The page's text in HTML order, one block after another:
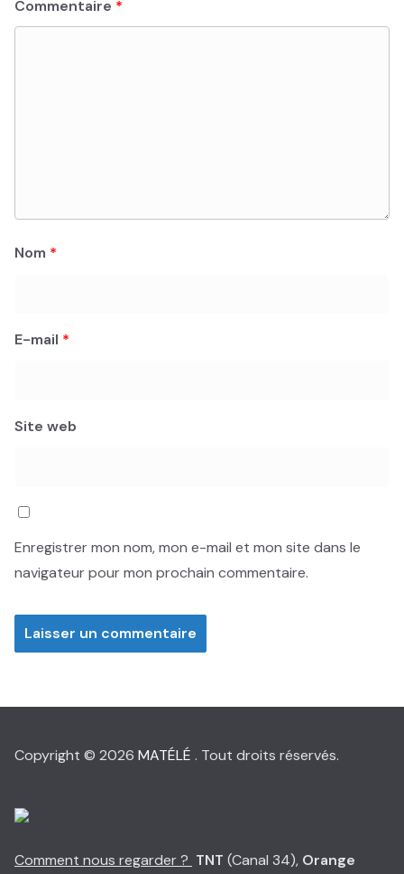
Commentaire *
Nom *
E-mail *
Site web
Enregistrer mon nom, mon e-mail et mon site dans le
navigateur pour mon prochain commentaire.
Copyright © 2026 MATÉLÉ . Tout droits réservés.
Comment nous regarder ? TNT (Canal 34), Orange